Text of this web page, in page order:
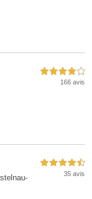
4,0 étoiles sur 5
166 avis
4,5 étoiles sur 5
35 avis